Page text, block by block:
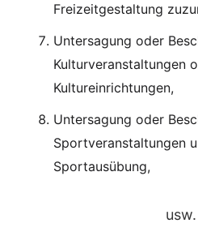
Freizeitgestaltung
Untersagung oder
Kulturveranstaltungen
Kultureinrichtungen,
Untersagung oder
Sportveranstaltungen
Sportausübung,
usw.